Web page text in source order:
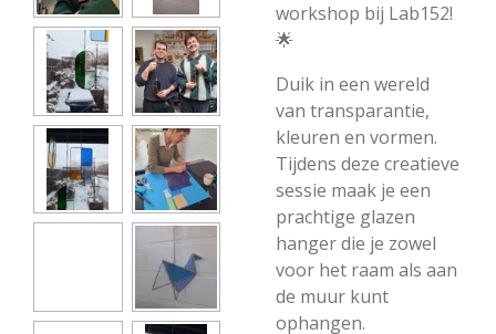
workshop bij Lab152!
🌟
Duik in een wereld
van transparantie,
kleuren en vormen.
Tijdens deze creatieve
sessie maak je een
prachtige glazen
hanger die je zowel
voor het raam als aan
de muur kunt
ophangen.